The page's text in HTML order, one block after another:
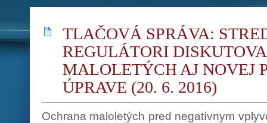
TLAČOVÁ SPRÁVA:
REGULÁTORI
MALOLETÝCH AJ NOVEJ
ÚPRAVE (20. 6. 2016)
Ochrana maloletých pred negatívnym